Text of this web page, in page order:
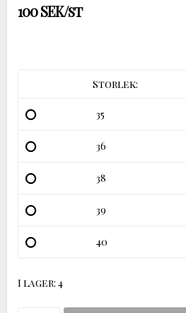
100 SEK/st
Storlek:
35
36
38
39
40
I lager: 4